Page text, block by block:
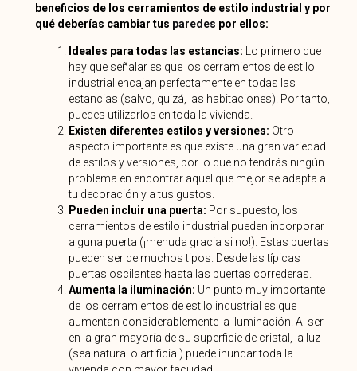
beneficios de los cerramientos de estilo industrial y por
qué deberías cambiar tus paredes por ellos:
Ideales para todas las estancias: Lo primero que
hay que señalar es que los cerramientos de estilo
industrial encajan perfectamente en todas las
estancias (salvo, quizá, las habitaciones). Por tanto,
puedes utilizarlos en toda la vivienda.
Existen diferentes estilos y versiones: Otro
aspecto importante es que existe una gran variedad
de estilos y versiones, por lo que no tendrás ningún
problema en encontrar aquel que mejor se adapta a
tu decoración y a tus gustos.
Pueden incluir una puerta: Por supuesto, los
cerramientos de estilo industrial pueden incorporar
alguna puerta (¡menuda gracia si no!). Estas puertas
pueden ser de muchos tipos. Desde las típicas
puertas oscilantes hasta las puertas correderas.
Aumenta la iluminación: Un punto muy importante
de los cerramientos de estilo industrial es que
aumentan considerablemente la iluminación. Al ser
en la gran mayoría de su superficie de cristal, la luz
(sea natural o artificial) puede inundar toda la